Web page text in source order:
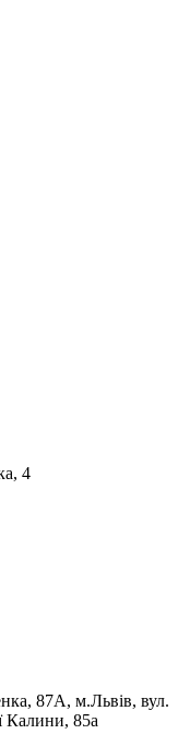
4
87А, м.Львів, вул.
Калини, 85а